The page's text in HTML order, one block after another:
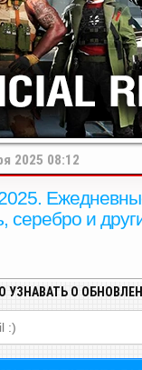
2025 08:12
серебро и
УЗНАВАТЬ О